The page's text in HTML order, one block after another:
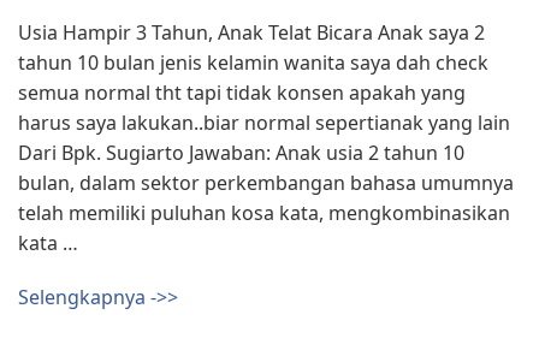
Usia Hampir 3 Tahun, Anak Telat Bicara Anak saya 2
tahun 10 bulan jenis kelamin wanita saya dah check
semua normal tht tapi tidak konsen apakah yang
harus saya lakukan..biar normal sepertianak yang lain
Dari Bpk. Sugiarto Jawaban: Anak usia 2 tahun 10
bulan, dalam sektor perkembangan bahasa umumnya
telah memiliki puluhan kosa kata, mengkombinasikan
kata …
Selengkapnya ->>